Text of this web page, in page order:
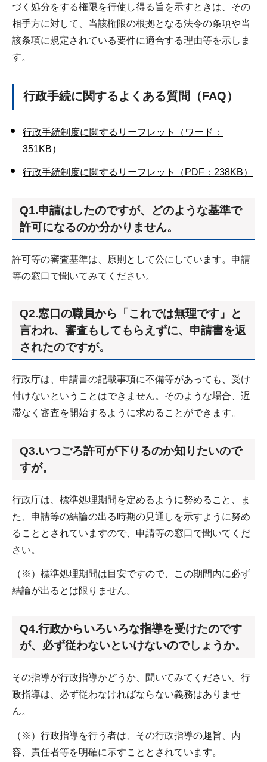
づく処分をする権限を行使し得る旨を示すときは、その
相手方に対して、当該権限の根拠となる法令の条項や当
該条項に規定されている要件に適合する理由等を示しま
す。
行政手続に関するよくある質問（FAQ）
行政手続制度に関するリーフレット（ワード：
351KB）
行政手続制度に関するリーフレット（PDF：238KB）
Q1.申請はしたのですが、どのような基準で
許可になるのか分かりません。
許可等の審査基準は、原則として公にしています。申請
等の窓口で聞いてみてください。
Q2.窓口の職員から「これでは無理です」と
言われ、審査もしてもらえずに、申請書を返
されたのですが。
行政庁は、申請書の記載事項に不備等があっても、受け
付けないということはできません。そのような場合、遅
滞なく審査を開始するように求めることができます。
Q3.いつごろ許可が下りるのか知りたいので
すが。
行政庁は、標準処理期間を定めるように努めること、ま
た、申請等の結論の出る時期の見通しを示すように努め
ることとされていますので、申請等の窓口で聞いてくだ
さい。
（※）標準処理期間は目安ですので、この期間内に必ず
結論が出るとは限りません。
Q4.行政からいろいろな指導を受けたのです
が、必ず従わないといけないのでしょうか。
その指導が行政指導かどうか、聞いてみてください。行
政指導は、必ず従わなければならない義務はありませ
ん。
（※）行政指導を行う者は、その行政指導の趣旨、内
容、責任者等を明確に示すこととされています。